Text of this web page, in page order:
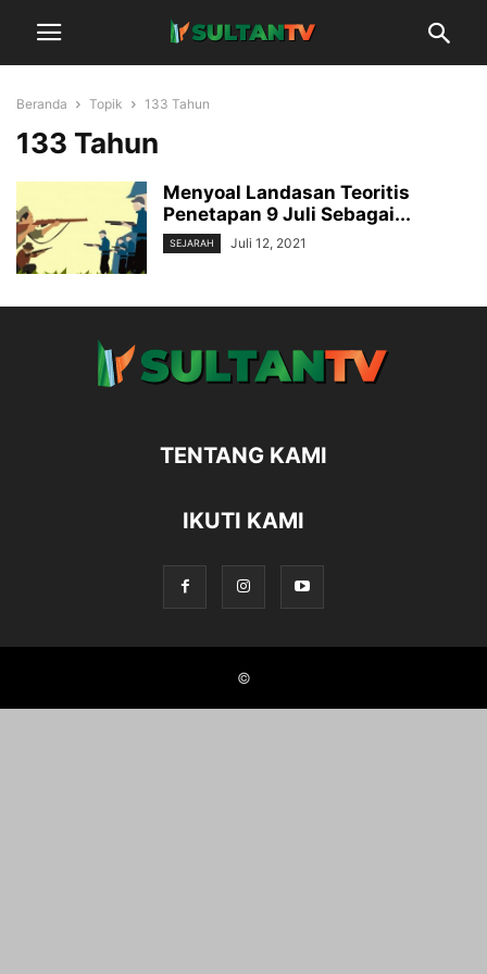
Beranda Topik 133 Tahun
133 Tahun
Menyoal Landasan Teoritis
Penetapan 9 Juli Sebagai...
SEJARAH Juli 12, 2021
TENTANG KAMI
IKUTI KAMI
©